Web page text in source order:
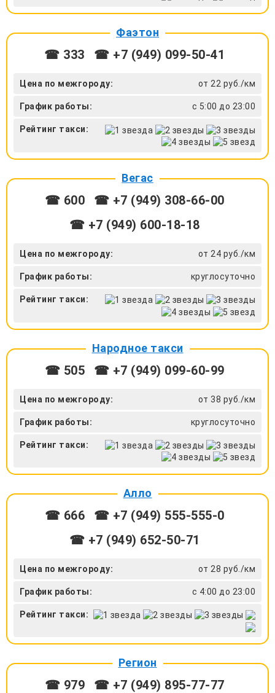
Фаэтон
☎ 333 ☎ +7 (949) 099-50-41
Цена по межгороду: от 22 руб./км
График работы: с 5:00 до 23:00
Рейтинг такси:
Вегас
☎ 600
☎ +7 (949) 308-66-00
☎ +7 (949) 600-18-18
Цена по межгороду: от 24 руб./км
График работы: круглосуточно
Рейтинг такси:
Народное такси
☎ 505 ☎ +7 (949) 099-60-99
Цена по межгороду: от 38 руб./км
График работы: круглосуточно
Рейтинг такси:
Алло
☎ 666
☎ +7 (949) 555-555-0
☎ +7 (949) 652-50-71
Цена по межгороду: от 28 руб./км
График работы: с 4:00 до 23:00
Рейтинг такси:
Регион
☎ 979 ☎ +7 (949) 895-77-77